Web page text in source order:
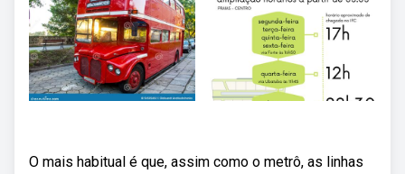
O mais habitual é que, assim como o metrô, as linhas